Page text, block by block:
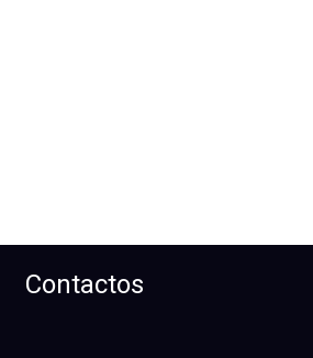
Contactos